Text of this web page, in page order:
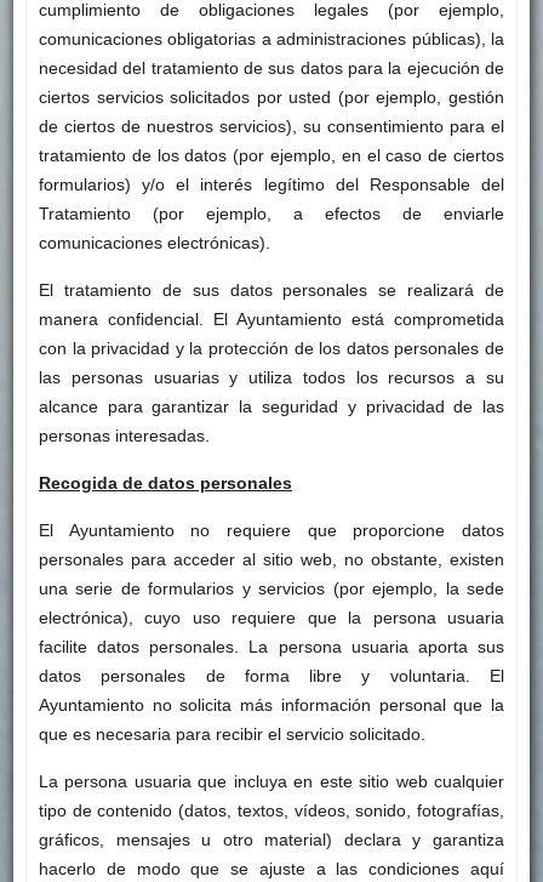
cumplimiento de obligaciones legales (por ejemplo,
comunicaciones obligatorias a administraciones públicas), la
necesidad del tratamiento de sus datos para la ejecución de
ciertos servicios solicitados por usted (por ejemplo, gestión
de ciertos de nuestros servicios), su consentimiento para el
tratamiento de los datos (por ejemplo, en el caso de ciertos
formularios) y/o el interés legítimo del Responsable del
Tratamiento (por ejemplo, a efectos de enviarle
comunicaciones electrónicas).
El tratamiento de sus datos personales se realizará de
manera confidencial. El Ayuntamiento está comprometida
con la privacidad y la protección de los datos personales de
las personas usuarias y utiliza todos los recursos a su
alcance para garantizar la seguridad y privacidad de las
personas interesadas.
Recogida de datos personales
El Ayuntamiento no requiere que proporcione datos
personales para acceder al sitio web, no obstante, existen
una serie de formularios y servicios (por ejemplo, la sede
electrónica), cuyo uso requiere que la persona usuaria
facilite datos personales. La persona usuaria aporta sus
datos personales de forma libre y voluntaria. El
Ayuntamiento no solicita más información personal que la
que es necesaria para recibir el servicio solicitado.
La persona usuaria que incluya en este sitio web cualquier
tipo de contenido (datos, textos, vídeos, sonido, fotografías,
gráficos, mensajes u otro material) declara y garantiza
hacerlo de modo que se ajuste a las condiciones aquí